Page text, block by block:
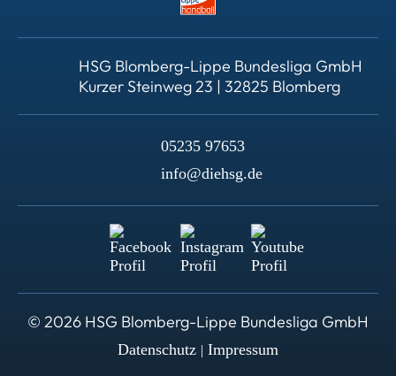
HSG Blomberg-Lippe Bundesliga GmbH
Kurzer Steinweg 23 | 32825 Blomberg
05235 97653
info@diehsg.de
© 2026 HSG Blomberg-Lippe Bundesliga GmbH
Datenschutz Impressum